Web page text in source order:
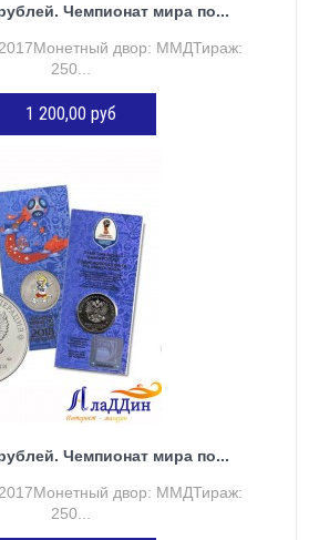
Чемпионат мира по...
2017Монетный двор: ММДТираж:
250...
1 200,00 руб
Чемпионат мира по...
2017Монетный двор: ММДТираж:
250...